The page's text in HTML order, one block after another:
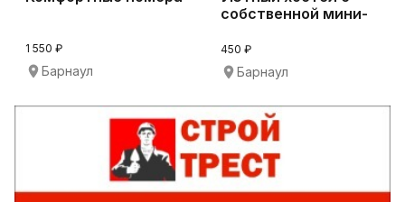
1 550 ₽
Барнаул
собственной мини-
450 ₽
Барнаул